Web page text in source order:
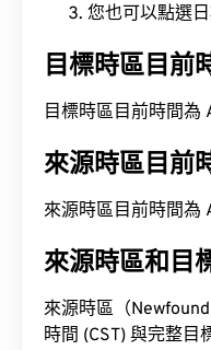
您也可以點選
目標時區目前
目標時區目前時間
來源時區目前
來源時區目前時間
來源時區和目
來源時區（
時間 (CST) 與完整目